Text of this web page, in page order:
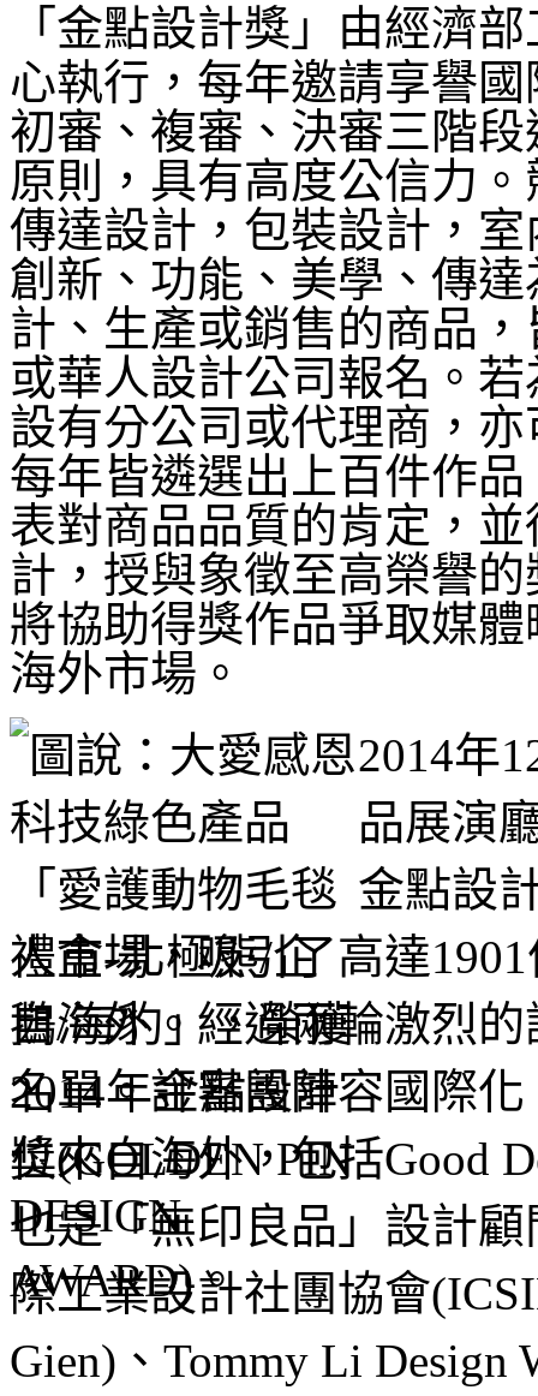
「金點設計獎」 由經濟
心執行， 每年邀請享譽
初審、複審、決審三階
原則，具有高度公信力
傳達設計，包裝設計，
創新、功能、美學、傳
計、生產或銷售的商品
或華人設計公司報名 。 若
設有分公司或代理商，
每年皆遴選出上百件作
表對商品品質的肯定，
計，授與象徵至高榮譽
將協助得獎作品爭取媒
海外市場。
2014年
品展演
金點設
人市場，吸引了高達
自海外。經過兩輪激烈
名單。評審團陣容國際
位來自海外，包括Good
也是「無印良品」設計
際工業設計社團協會
Gien)、Tommy Li Design